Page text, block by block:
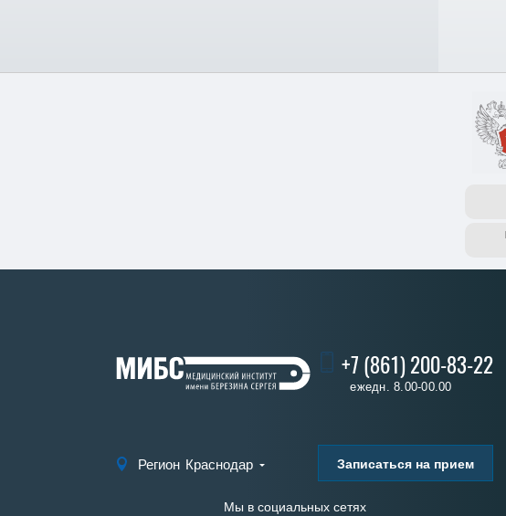
+7 (861) 200-83-22
ежедн. 8.00-00.00
Регион Краснодар Записаться на прием
Мы в социальных сетях